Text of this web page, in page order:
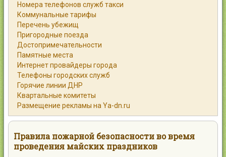
Каталог
Справочник
Работа
Объявления
Помощь
Номера телефонов служб такси
Коммунальные тарифы
Перечень убежищ
Пригородные поезда
Достопримечательности
Памятные места
Интернет провайдеры города
Телефоны городских служб
Горячие линии ДНР
Квартальные комитеты
Размещение рекламы на Ya-dn.ru
Правила пожарной безопасности во время
проведения майских праздников